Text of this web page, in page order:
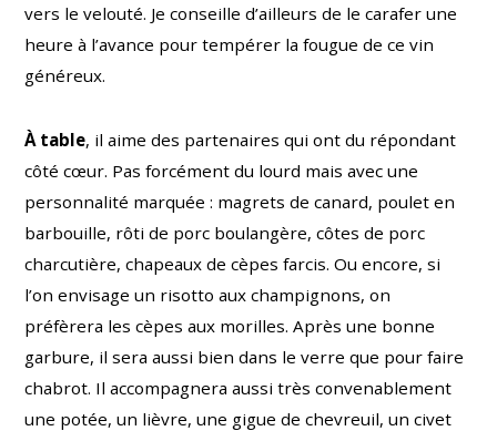
vers le velouté. Je conseille d’ailleurs de le carafer une
heure à l’avance pour tempérer la fougue de ce vin
généreux.
À table, il aime des partenaires qui ont du répondant
côté cœur. Pas forcément du lourd mais avec une
personnalité marquée : magrets de canard, poulet en
barbouille, rôti de porc boulangère, côtes de porc
charcutière, chapeaux de cèpes farcis. Ou encore, si
l’on envisage un risotto aux champignons, on
préfèrera les cèpes aux morilles. Après une bonne
garbure, il sera aussi bien dans le verre que pour faire
chabrot. Il accompagnera aussi très convenablement
une potée, un lièvre, une gigue de chevreuil, un civet